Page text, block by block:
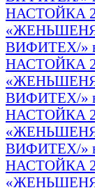
НАСТОЙКА
ВИФИТЕХ/»
НАСТОЙКА
ВИФИТЕХ/»
НАСТОЙКА
ВИФИТЕХ/»
НАСТОЙКА